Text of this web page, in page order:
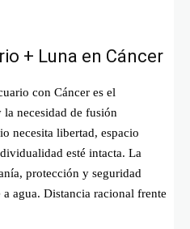
+ Luna en Cáncer
con Cáncer es el
la necesidad de fusión
necesita libertad, espacio
esté intacta. La
protección y seguridad
agua. Distancia racional frente